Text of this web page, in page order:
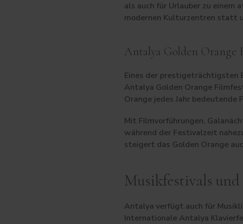
als auch für Urlauber zu
modernen Kulturzentren statt
Antalya Golden Orange
Eines der prestigeträchtigsten
Antalya Golden Orange
Orange jedes Jahr
Mit Filmvorführungen,
während der Festivalzeit
steigert das Golden Orange
Musikfestivals
Antalya verfügt auch für
Internationale Antalya